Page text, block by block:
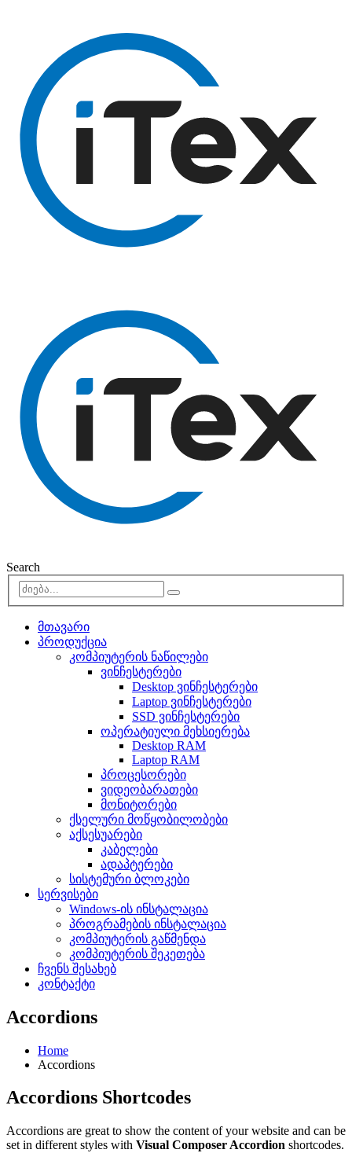
Search
მთავარი
პროდუქცია
კომპიუტერის ნაწილები
ვინჩესტერები
Desktop ვინჩესტერები
Laptop ვინჩესტერები
SSD ვინჩესტერები
ოპერატიული მეხსიერება
Desktop RAM
Laptop RAM
პროცესორები
ვიდეობარათები
მონიტორები
ქსელური მოწყობილობები
აქსესუარები
კაბელები
ადაპტერები
სისტემური ბლოკები
სერვისები
Windows-ის ინსტალაცია
პროგრამების ინსტალაცია
კომპიუტერის გაწმენდა
კომპიუტერის შეკეთება
ჩვენს შესახებ
კონტაქტი
Accordions
Home
Accordions
Accordions Shortcodes
Accordions are great to show the content of your website and can be
set in different styles with Visual Composer Accordion shortcodes.